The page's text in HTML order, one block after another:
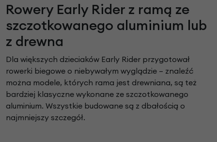
Rowery Early Rider z ramą ze
szczotkowanego aluminium lub
z drewna
Dla większych dzieciaków Early Rider przygotował
rowerki biegowe o niebywałym wyglądzie – znaleźć
można modele, których rama jest drewniana, są też
bardziej klasyczne wykonane ze szczotkowanego
aluminium. Wszystkie budowane są z dbałością o
najmniejszy szczegół.